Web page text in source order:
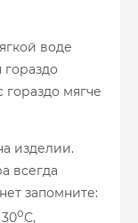
воде
гораздо
мягче
изделии.
всегда
запомните:
оС,